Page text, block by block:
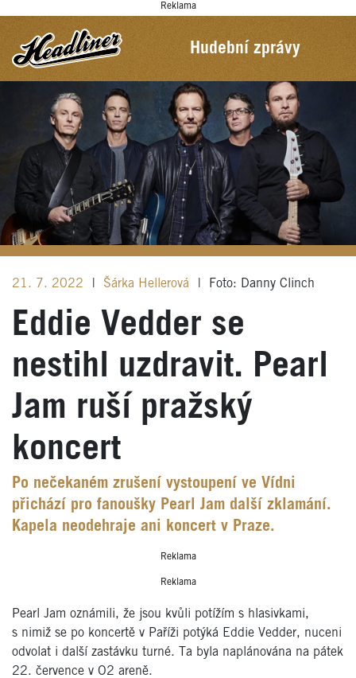
Reklama
Hudební zprávy
21. 7. 2022 Šárka Hellerová Foto: Danny Clinch
Eddie Vedder se
nestihl uzdravit. Pearl
Jam ruší pražský
koncert
Po nečekaném zrušení vystoupení ve Vídni
přichází pro fanoušky Pearl Jam další zklamání.
Kapela neodehraje ani koncert v Praze.
Reklama
Reklama
Pearl Jam oznámili, že jsou kvůli potížím s hlasivkami,
s nimiž se po koncertě v Paříži potýká Eddie Vedder, nuceni
odvolat i další zastávku turné. Ta byla naplánována na pátek
22. července v O2 areně.